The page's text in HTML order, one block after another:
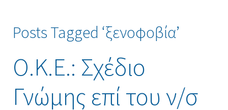
Posts Tagged ‘ξενοφοβία’
Ο.Κ.Ε.: Σχέδιο
Γνώμης επί του ν/σ